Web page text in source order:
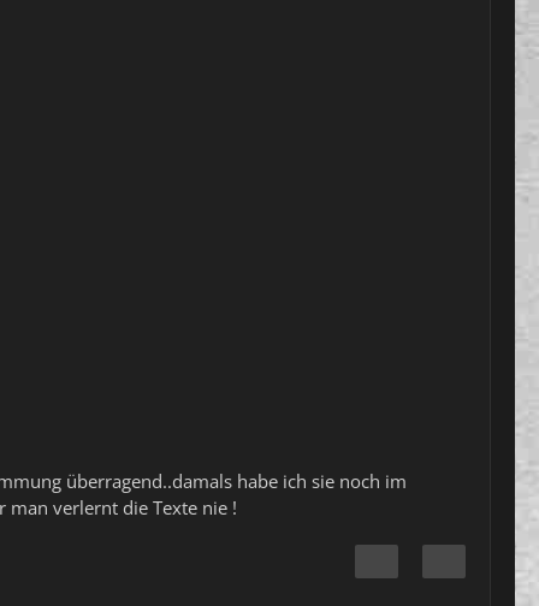
überragend..damals habe ich sie noch im
man verlernt die Texte nie !